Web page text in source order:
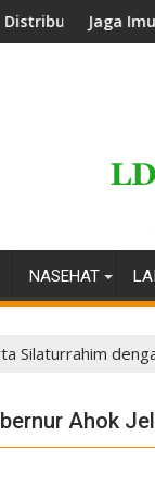
Nuansa
Tubuh dan
NASEHAT
Silaturrahim
Ahok